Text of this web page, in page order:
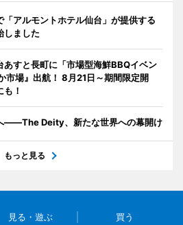
アルモントホテル仙台」が提供する
しました
あすと長町に「市場型海鮮BBQイベン
市場』出航！ 8月21日～期間限定開
！
――The Deity、新たな世界への幕開け
もっと見る
見る・遊ぶ 買う